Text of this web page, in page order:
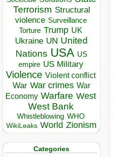
Terrorism Structural
violence Surveillance
Torture Trump UK
Ukraine UN United
Nations USA US
empire US Military
Violence Violent conflict
War War crimes War
Economy Warfare West
West Bank
Whistleblowing WHO
WikiLeaks World Zionism
Categories